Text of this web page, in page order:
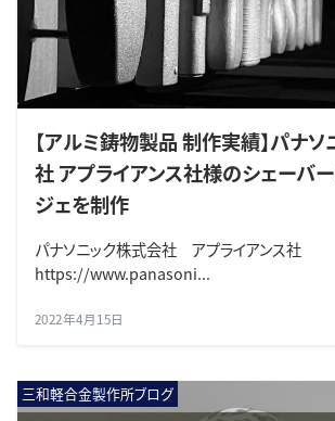
【アルミ鋳物製品 制作実績】パナ
社 アプライアンス社様のシェーバ
ジェを制作
パナソニック株式会社 アプライアンス社
https://www.panasoni...
2022年4月15日
三和軽合金製作所ブログ